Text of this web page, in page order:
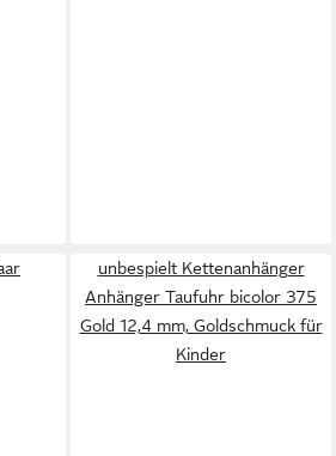
unbespielt Kettenanhänger
Anhänger Taufuhr bicolor 375
Gold 12,4 mm, Goldschmuck für
Kinder